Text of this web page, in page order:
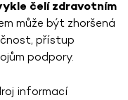
čelí zdravotním
může být zhoršená
přístup
podpory.
informací